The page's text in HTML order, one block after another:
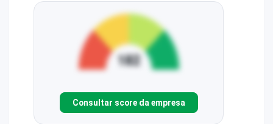
Consultar score da empresa